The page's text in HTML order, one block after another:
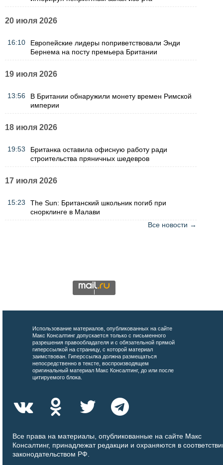
20 июля 2026
16:10
Европейские лидеры поприветствовали Энди
Бернема на посту премьера Британии
19 июля 2026
13:56
В Британии обнаружили монету времен Римской
империи
18 июля 2026
19:53
Британка оставила офисную работу ради
строительства пряничных шедевров
17 июля 2026
15:23
The Sun: Британский школьник погиб при
снорклинге в Малави
Все новости →
Использование материалов, опубликованных на сайте
Макс Консалтинг допускается только с письменного
разрешения правообладателя и с обязательной прямой
гиперссылкой на страницу, с которой материал
заимствован. Гиперссылка должна размещаться
непосредственно в тексте, воспроизводящем
оригинальный материал Макс Консалтинг, до или после
цитируемого блока.
Все права на материалы, опубликованные на сайте Макс
Консалтинг, принадлежат редакции и охраняются в
законодательством РФ.